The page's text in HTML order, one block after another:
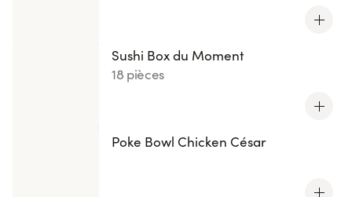
Sushi Box du Moment
18 pièces
Poke Bowl Chicken César